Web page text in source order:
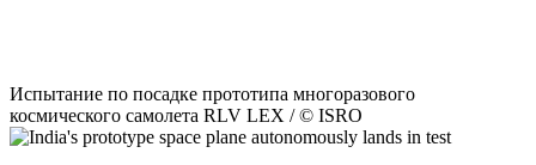
Испытание по посадке прототипа многоразового
космического самолета RLV LEX / © ISRO